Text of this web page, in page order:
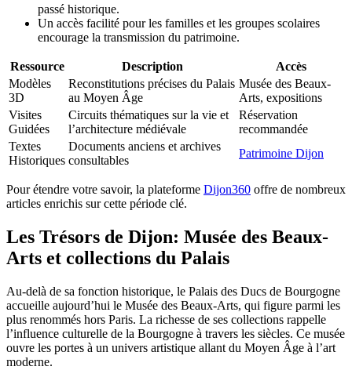
passé historique.
Un accès facilité pour les familles et les groupes scolaires
encourage la transmission du patrimoine.
Ressource Description
Accès
Modèles
3D
Reconstitutions précises du Palais
au Moyen Âge
Musée des Beaux-
Arts, expositions
Visites
Guidées
Circuits thématiques sur la vie et
l’architecture médiévale
Réservation
recommandée
Textes
Historiques
Documents anciens et archives
consultables
Patrimoine Dijon
Pour étendre votre savoir, la plateforme Dijon360 offre de nombreux
articles enrichis sur cette période clé.
Les Trésors de Dijon: Musée des Beaux-
Arts et collections du Palais
Au-delà de sa fonction historique, le Palais des Ducs de Bourgogne
accueille aujourd’hui le Musée des Beaux-Arts, qui figure parmi les
plus renommés hors Paris. La richesse de ses collections rappelle
l’influence culturelle de la Bourgogne à travers les siècles. Ce musée
ouvre les portes à un univers artistique allant du Moyen Âge à l’art
moderne.